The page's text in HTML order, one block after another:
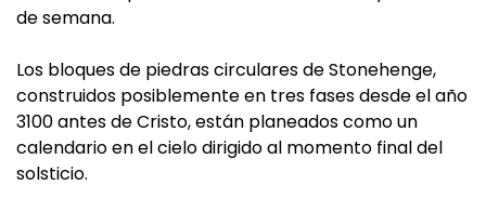
de semana.
Los bloques de piedras circulares de Stonehenge,
construidos posiblemente en tres fases desde el año
3100 antes de Cristo, están planeados como un
calendario en el cielo dirigido al momento final del
solsticio.